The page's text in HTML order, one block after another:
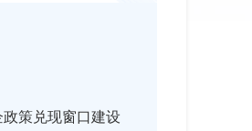
策兑现窗口建设